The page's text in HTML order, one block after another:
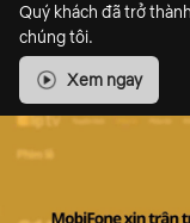
Quý khách đã trở
chúng tôi.
Xem ngay